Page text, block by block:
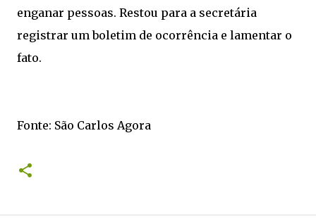
enganar pessoas. Restou para a secretária
registrar um boletim de ocorrência e lamentar o
fato.
Fonte: São Carlos Agora